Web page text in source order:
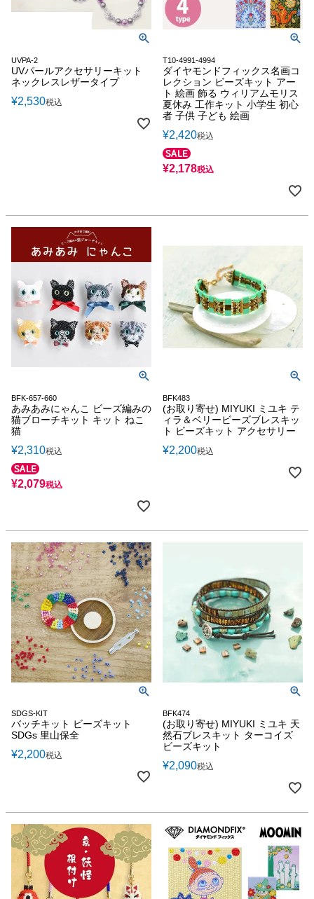
UVPA-2
UVパールアクセサリーキット
ネックレスレザータイプ
¥2,530税込
T10-4991-4994
ダイヤモンドフィックス名画コ
レクション ビーズキット アー
ト 絵画 飾る ウィリアムモリス
夏休み 工作キット 小学生 初心
者 子供 子ども 絵画
¥2,420税込
¥2,178税込
BFK-657-660
あみあみにゃんこ ビーズ編みの
猫ブローチキット キット ねこ
猫
¥2,310税込
¥2,079税込
BFK483
(お取り寄せ) MIYUKI ミユキ テ
ィラ＆ベリービーズブレスキッ
ト ビーズキット アクセサリー
¥2,200税込
SDGS-KIT
バッチキット ビーズキット
SDGs 里山保全
¥2,200税込
BFK474
(お取り寄せ) MIYUKI ミユキ 天
然石ブレスキット ターコイズ
ビーズキット
¥2,090税込